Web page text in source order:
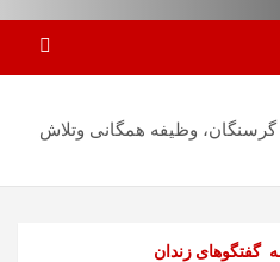
گرسنگان، وظیفه همگانی وتلاش
گفتگوهای زندان